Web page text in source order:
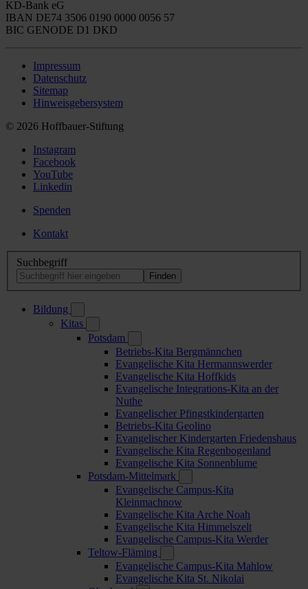
KD-Bank eG
IBAN DE74 3506 0190 0000 0056 57
BIC GENODE D1 DKD
Impressum
Datenschutz
Sitemap
Hinweisgebersystem
© 2026 Hoffbauer-Stiftung
Instagram
Facebook
YouTube
Linkedin
Spenden
Kontakt
Suchbegriff
Bildung
Kitas
Potsdam
Betriebs-Kita Bergmännchen
Evangelische Kita Hermannswerder
Evangelische Kita Hoffkids
Evangelische Integrations-Kita an der
Nuthe
Evangelischer Pfingstkindergarten
Betriebs-Kita Geolino
Evangelischer Kindergarten Friedenshaus
Evangelische Kita Regenbogenland
Evangelische Kita Sonnenblume
Potsdam-Mittelmark
Evangelische Campus-Kita
Kleinmachnow
Evangelische Kita Arche Noah
Evangelische Kita Himmelszelt
Evangelische Campus-Kita Werder
Teltow-Fläming
Evangelische Campus-Kita Mahlow
Evangelische Kita St. Nikolai